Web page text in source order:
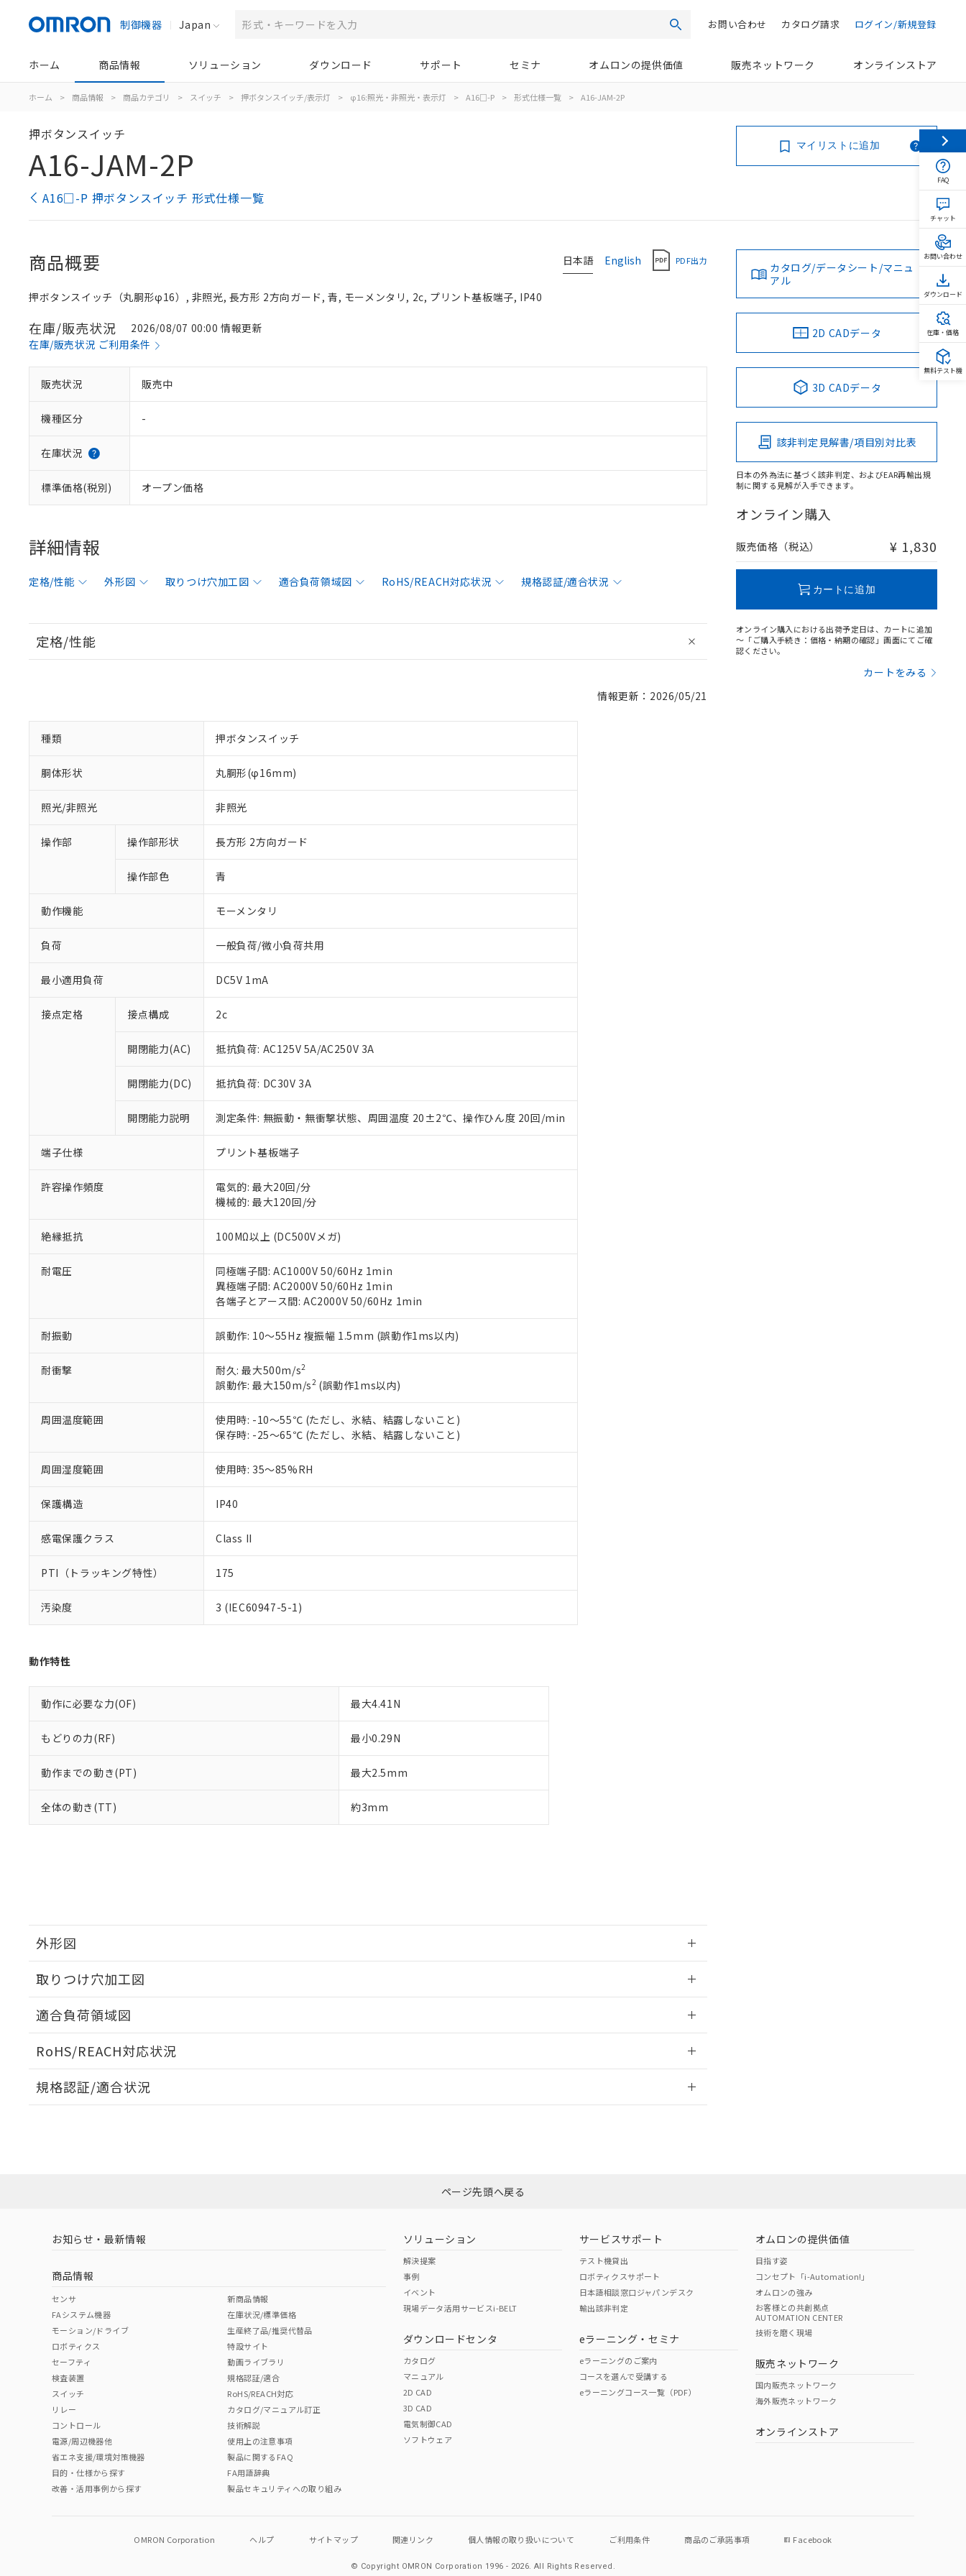
制御機器 Japan 検索 ログイン/新規登録
カタログ請求
お問い合わせ
ホーム 商品情報 ソリューション ダウンロード サポート セミナ オムロンの提供価値 販売ネットワーク オンラインストア
ホーム > 商品情報 > 商品カテゴリ > スイッチ > 押ボタンスイッチ/表示灯 > φ16:照光・非照光・表示灯 > A16□-P > 形式仕様一覧 > A16-JAM-2P
押ボタンスイッチ
A16-JAM-2P
A16□-P 押ボタンスイッチ 形式仕様一覧
マイリストに追加
日本語 English PDF出力
商品概要
押ボタンスイッチ（丸胴形φ16）, 非照光, 長方形 2方向ガード, 青, モーメンタリ, 2c, プリント基板端子, IP40
在庫/販売状況
2026/08/07 00:00 情報更新
在庫/販売状況 ご利用条件
販売状況 販売中
機種区分 -
在庫状況
標準価格(税別) オープン価格
詳細情報
定格/性能 外形図 取りつけ穴加工図 適合負荷領域図 RoHS/REACH対応状況 規格認証/適合状況
定格/性能
情報更新：2026/05/21
種類 押ボタンスイッチ
胴体形状 丸胴形(φ16mm)
照光/非照光 非照光
操作部 操作部形状 長方形 2方向ガード
操作部色 青
動作機能 モーメンタリ
負荷 一般負荷/微小負荷共用
最小適用負荷 DC5V 1mA
接点定格 接点構成 2c
開閉能力(AC) 抵抗負荷: AC125V 5A/AC250V 3A
開閉能力(DC) 抵抗負荷: DC30V 3A
開閉能力説明 測定条件: 無振動・無衝撃状態、周囲温度 20±2℃、操作ひん度 20回/min
端子仕様 プリント基板端子
許容操作頻度
電気的: 最大20回/分
機械的: 最大120回/分
絶縁抵抗 100MΩ以上 (DC500Vメガ)
耐電圧
同極端子間: AC1000V 50/60Hz 1min
異極端子間: AC2000V 50/60Hz 1min
各端子とアース間: AC2000V 50/60Hz 1min
耐振動 誤動作: 10～55Hz 複振幅 1.5mm (誤動作1ms以内)
耐衝撃 耐久: 最大500m/s2
誤動作: 最大150m/s2(誤動作1ms以内)
周囲温度範囲
使用時: -10～55℃ (ただし、氷結、結露しないこと)
保存時: -25～65℃ (ただし、氷結、結露しないこと)
周囲湿度範囲 使用時: 35～85%RH
保護構造 IP40
感電保護クラス Class II
PTI（トラッキング特性） 175
汚染度 3 (IEC60947-5-1)
動作特性
動作に必要な力(OF) 最大4.41N
もどりの力(RF) 最小0.29N
動作までの動き(PT) 最大2.5mm
全体の動き(TT) 約3mm
外形図
取りつけ穴加工図
適合負荷領域図
RoHS/REACH対応状況
EU RoHS 注意事項・凡例
ダウンロードはこちら
中国 RoHS 注意事項・凡例
中国 RoHS表
Pb Hg Cr(VI)
O O
"対応済み"や非含有の記載がされた商品であっても、流通在庫等で未対応品が混在する可能性があります。
非含有品が必要な際は、弊社営業部門もしくは販売店へお問い合わせください。
規格認証/適合状況
カタログ/データシート/マニュ
アル
2D CADデータ
3D CADデータ
該非判定見解書/項目別対比表
日本の外為法に基づく該非判定、およびEAR再輸出規
制に関する見解が入手できます。
オンライン購入
販売価格（税込） ¥ 1,830
カートに追加
オンライン購入における出荷予定日は、カートに追加
～「ご購入手続き：価格・納期の確認」画面にてご確
認ください。
カートをみる
ご利用条件
以下の条件をお読みいただき、同意のうえご利用ください。
本サービスは、当社制御機器事業取扱商品の当社在庫状況および標準価格(税抜)を提供させていただ
くものです。
当社制御機器事業取扱商品の中には、本サービスの対象外となる商品もあることをご了承ください。
在庫状況および標準価格照会結果は、記載している更新日時点での社内データに基づき作成されるも
のであり、閲覧された時点での実際の在庫および標準価格とは異なる場合があることをご了承くださ
い。
正式な納期状況および標準価格はお客様のお取引先、またはお客様担当のオムロン制御機器販売店・
当社販売員にご相談ください。
オムロン制御機器販売店や当社販売拠点は「販売ネットワーク
」をご確認ください。
在庫状況および標準価格結果を当社の事前の承諾なく第三者に漏洩または開示しないようお願いしま
す。
マイパーツ機能（部品リスト作成サービス）をご利用いただくには、I-Webメンバーズにご登録され
お客様が当ウェブサイト上で当社にご登録された部品リストについて、当社および当社の共同利用者
が、当社の製品・サービスに関するお客様との取引・商談に必要な範囲で利用することをご了承くだ
さい。
※当社の共同利用者とは、
いる法人を指します。
※1 対応状況
対応予定：EU RoHS指令（10物質）の非含有に対応した製品に切り替える予定のある商品です。
対応予定なし：EU RoHS指令（10物質）の非含有に非対応の商品で、対応品を出す予定はありません。
調査・確認中：EU RoHS指令（10物質）の非含有の対応状況を調査中または確認中の商品です。
非該当品：ライセンス料など無形物で、有害物質有無と関係のない商品です。
仕入先様の事情により、非含有部品としていたものが、含有品と判明した場合などやむを得ず変更すること
があります。
鉛(Pb) 1000ppm以下、 水銀(Hg) 1000ppm以下、 カドミウム(Cd) 100ppm以下、
ル（DBP） 1000ppm以下、フタル酸ジイソブチル (DIBP) 1000ppm以下
但し、RoHS指令で産業用監視および制御機器に対する適用除外項目は除く。
フタル酸エステル類の４物質については閾値を超える意図的な使用がないことを確認しています。
※2 対応予定月
部品在庫の切り替え状況などにより、予定月が前後することがあります。
※3 非含有証明書ダウンロード
下記の非含有証明書をダウンロードすることができます。
EU RoHS指令（10物質）の非含有証明書
51物質の非含有証明書（当社基準）
※本証明書は発行日時点で非含有を証明するもので、過去に遡って非含有を証明するものではありません。
また、RoHS指令のフタル酸エステル類４物質の対応では、対応完了までの期間は出荷製品に未対応品が
り割愛しております。
※1 中国RoHS○×表
「○」：最大均質材料含有率が中国RoHSの基準値以下であることを示します。
「×」：最大均質材料含有率が中国RoHSの基準値を超えていることを示します。
「－」：未確認です。当社販売部門へお問い合わせください。
*中国RoHS10物質の基準値 (GB/T26572)：
Pb(鉛) :1000ppm、 Hg(水銀) : 1000ppm、 Cd(カドミウム) : 100ppm、
Cr(Ⅵ)(六価クロム) : 1000ppm、 PBBs(ポリ臭化ビフェニル類) : 1000ppm、 PBDEs(ポリ臭化ジフェニルエーテル類) : 1000ppm、
DBP(フタル酸ジブチル) : 1000ppm、 DIBP(フタル酸ジイソブチル) : 1000ppm、 BBP(フタル酸ブチルベンジル) : 1000ppm、
※2 環境保護使用期限
「ｅ」：有害物質（10物質）のすべてが基準値以下であることを示します。
「10」：通常の使用状況下において有害物質が外部に漏えいし、環境に深刻な影響を及ぼさない年数を意
味します。
「－」：未確認です。当社販売部門へお問い合わせください。
当社は、これら貴社製品のうち、外国為替および外国貿易法に定める商品（以下｢規制貨物等」とい
う）を輸出または国外への提供する場合は、日本国政府の輸出許可(または役務取引許可)を取得する
当社は規制貨物を破棄する場合は、完全に破砕するなど、違法に輸出されないよう必要な手段を講じ
ます。
当社は貴社製品を、核兵器、ミサイル、化学兵器、生物兵器またはその他武器並びにこれらの製造装
置等に一切使用いたしません。
当社は、貴社製品を第三者に販売する場合は、上記1、2および3の内容を当該第三者に通知します。
また当社は、販売先および販売に係わる関係者が違法に輸出するおそれがある場合は、取り引きをい
たしません。
合意する
記
号
説明
○ 一定数以上の在庫あり
△ 一定数には満たないが在庫あり
－
在庫なし(最新の在庫状況については、お客様のお取引先、またはお客様担当のオムロン制御
機器販売店・当社販売員にご確認ください)
空
白
受注生産機種、また在庫状況の情報を公開していない機種
ページ先頭へ戻る
お知らせ・最新情報
商品情報
センサ
FAシステム機器
モーション/ドライブ
ロボティクス
セーフティ
検査装置
スイッチ
リレー
コントロール
電源/周辺機器他
省エネ支援/環境対策機器
目的・仕様から探す
改善・活用事例から探す
新商品情報
在庫状況/標準価格
生産終了品/推奨代替品
特設サイト
動画ライブラリ
規格認証/適合
RoHS/REACH対応
カタログ/マニュアル訂正
技術解説
使用上の注意事項
製品に関するFAQ
FA用語辞典
製品セキュリティへの取り組み
ソリューション
解決提案
事例
イベント
現場データ活用サービスi-BELT
ダウンロードセンタ
カタログ
マニュアル
2D CAD
3D CAD
電気制御CAD
ソフトウェア
サービスサポート
テスト機貸出
ロボティクスサポート
日本語相談窓口ジャパンデスク
輸出該非判定
eラーニング・セミナ
eラーニングのご案内
コースを選んで受講する
eラーニングコース一覧（PDF）
オムロンの提供価値
目指す姿
コンセプト「i-Automation!」
オムロンの強み
お客様との共創拠点
AUTOMATION CENTER
技術を磨く現場
販売ネットワーク
国内販売ネットワーク
海外販売ネットワーク
オンラインストア
OMRON Corporation ヘルプ サイトマップ 関連リンク 個人情報の取り扱いについて ご利用条件 商品のご承諾事項 Facebook
© Copyright OMRON Corporation 1996 - 2026.All Rights Reserved.
FAQ
チャット
お問い合わせ
ダウンロード
在庫・価格
無料テスト機